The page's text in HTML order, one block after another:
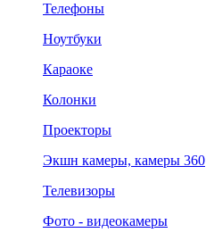
Телефоны
Ноутбуки
Караоке
Колонки
Проекторы
Экшн камеры, камеры 360
Телевизоры
Фото - видеокамеры